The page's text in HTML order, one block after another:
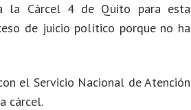
la Cárcel 4 de Quito para esta
de juicio político porque no ha
el Servicio Nacional de Atención
cárcel.